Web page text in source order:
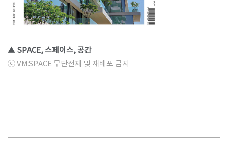
▲ SPACE, 스페이스, 공간
ⓒ VMSPACE 무단전재 및 재배포 금지